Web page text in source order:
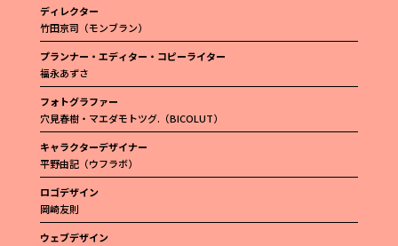
ディレクター
竹田京司（モンブラン）
プランナー・エディター・コピーライター
福永あずさ
フォトグラファー
穴見春樹・マエダモトツグ.（BICOLUT）
キャラクターデザイナー
平野由記（ウフラボ）
ロゴデザイン
岡崎友則
ウェブデザイン